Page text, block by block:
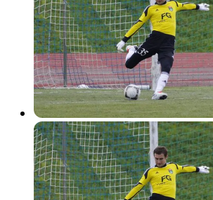
ФНЛ11 лет назад
Экс-голкипер